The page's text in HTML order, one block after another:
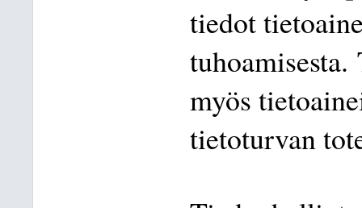
tiedot
tuhoamisesta.
myös
tietoturvan